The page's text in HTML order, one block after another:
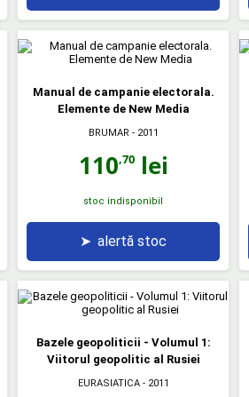
Manual de campanie electorala.
Elemente de New Media
BRUMAR - 2011
110,70lei
stoc indisponibil
➤ alertă stoc
Bazele geopoliticii - Volumul 1:
Viitorul geopolitic al Rusiei
EURASIATICA- 2011